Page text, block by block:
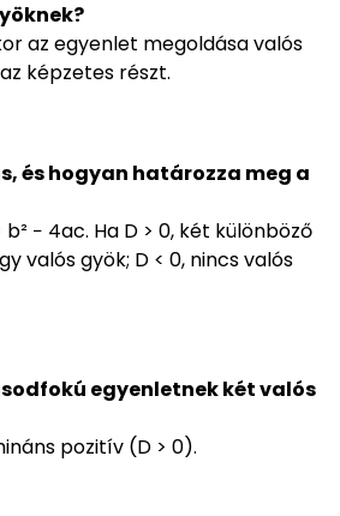
az egyenlet megoldása valós
képzetes részt.
és hogyan határozza meg a
− 4ac. Ha D > 0, két különböző
valós gyök; D < 0, nincs valós
egyenletnek két valós
pozitív (D > 0).